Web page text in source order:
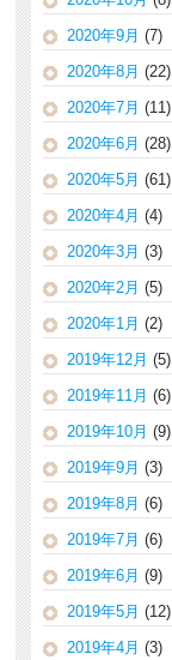
2020年9月 (7)
2020年8月 (22)
2020年7月 (11)
2020年6月 (28)
2020年5月 (61)
2020年4月 (4)
2020年3月 (3)
2020年2月 (5)
2020年1月 (2)
2019年12月 (5)
2019年11月 (6)
2019年10月 (9)
2019年9月 (3)
2019年8月 (6)
2019年7月 (6)
2019年6月 (9)
2019年5月 (12)
2019年4月 (3)